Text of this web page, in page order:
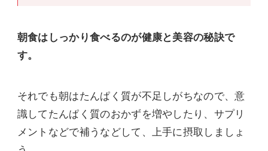
朝食はしっかり食べるのが健康と美容の秘訣で
す。
それでも朝はたんぱく質が不足しがちなので、意
識してたんぱく質のおかずを増やしたり、サプリ
メントなどで補うなどして、上手に摂取しましょ